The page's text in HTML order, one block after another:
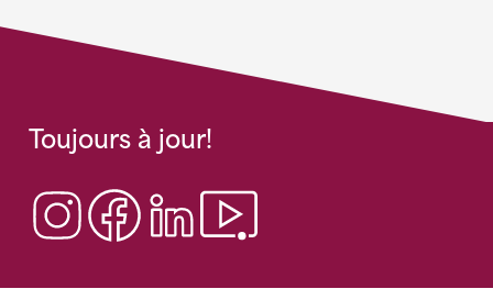
Toujours à jour!